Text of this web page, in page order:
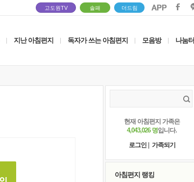
고도원TV 솔패 더드림
지난 아침편지 독자가 쓰는 아침편지 모음방 나눔터
현재 아침편지 가족은
4,043,026 명입니다.
로그인
가족되기
아침편지 랭킹
'모른다'는 것